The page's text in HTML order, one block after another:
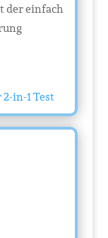
der einfach
in-1 Test